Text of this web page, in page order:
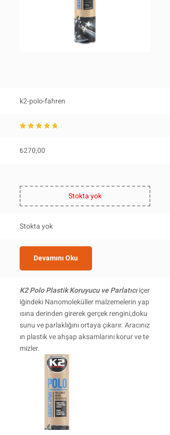
k2-polo-fahren
₺270,00
Stokta yok
Stokta yok
Devamını Oku
K2 Polo Plastik Koruyucu ve Parlatıcıiçer
iğindeki Nanomoleküller malzemelerin yap
ısına derinden girerek gerçek rengini,doku
sunu ve parlaklığını ortaya çıkarır. Aracınız
ın plastik ve ahşap aksamlarını korur ve te
mizler.